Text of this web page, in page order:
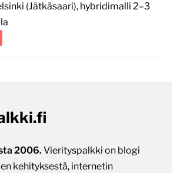
(Jätkäsaari), hybridimalli 2–3
2006. Vierityspalkki on blogi
kehityksestä, internetin